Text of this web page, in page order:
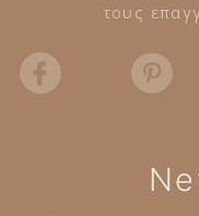
τους